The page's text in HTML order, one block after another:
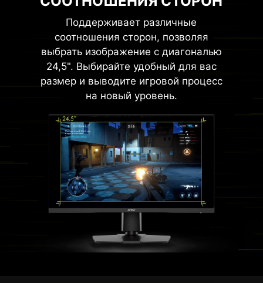
Поддерживает различные
соотношения сторон, позволяя
выбрать изображение с диагональю
24,5". Выбирайте удобный для вас
размер и выводите игровой процесс
на новый уровень.